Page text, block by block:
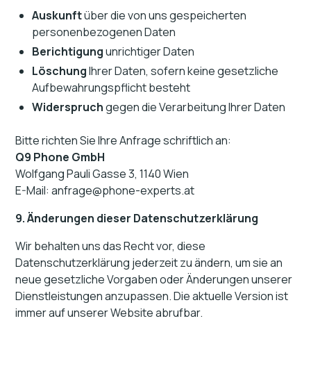
Auskunftüber die von uns gespeicherten
personenbezogenen Daten
Berichtigungunrichtiger Daten
LöschungIhrer Daten, sofern keine gesetzliche
Aufbewahrungspflicht besteht
Widerspruchgegen die Verarbeitung Ihrer Daten
Bitte richten Sie Ihre Anfrage schriftlich an:
Q9 Phone GmbH
Wolfgang Pauli Gasse 3, 1140 Wien
E-Mail: anfrage@phone-experts.at
9. Änderungen dieser Datenschutzerklärung
Wir behalten uns das Recht vor, diese
Datenschutzerklärung jederzeit zu ändern, um sie an
neue gesetzliche Vorgaben oder Änderungen unserer
Dienstleistungen anzupassen. Die aktuelle Version ist
immer auf unserer Website abrufbar.